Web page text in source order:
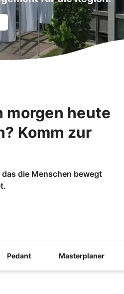
morgen heute
Komm zur
die Menschen bewegt
Pedant Masterplaner